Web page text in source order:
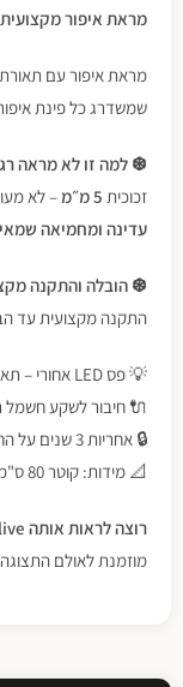
מראת איפור
שמשדרג כל פינת
❆ למה זו לא מראה
זכוכית 5 מ״מ – לא
עדינה ומחמיאה
❆ הובלה והתקנה
התקנה מקצועית עד
💡 פס LED אחורי – תאורת הילה עדינה ומחמיאה
🔌 חיבור לשקע חשמל
🔒 אחריות 3 שנים על החשמל
📐 מידות: קוטר 80 ס"מ | קוטר 100 ס"מ (2 גדלים זמינים)
רוצה לראות אותה live?
מוזמנת לאולם התצוגה